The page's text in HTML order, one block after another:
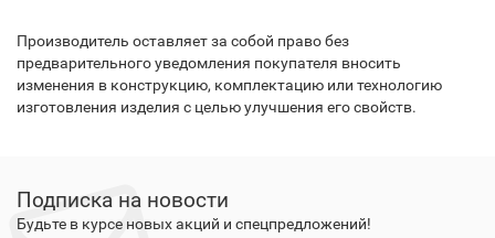
Производитель оставляет за собой право без
предварительного уведомления покупателя вносить
изменения в конструкцию, комплектацию или технологию
изготовления изделия с целью улучшения его свойств.
Подписка на новости
Будьте в курсе новых акций и спецпредложений!